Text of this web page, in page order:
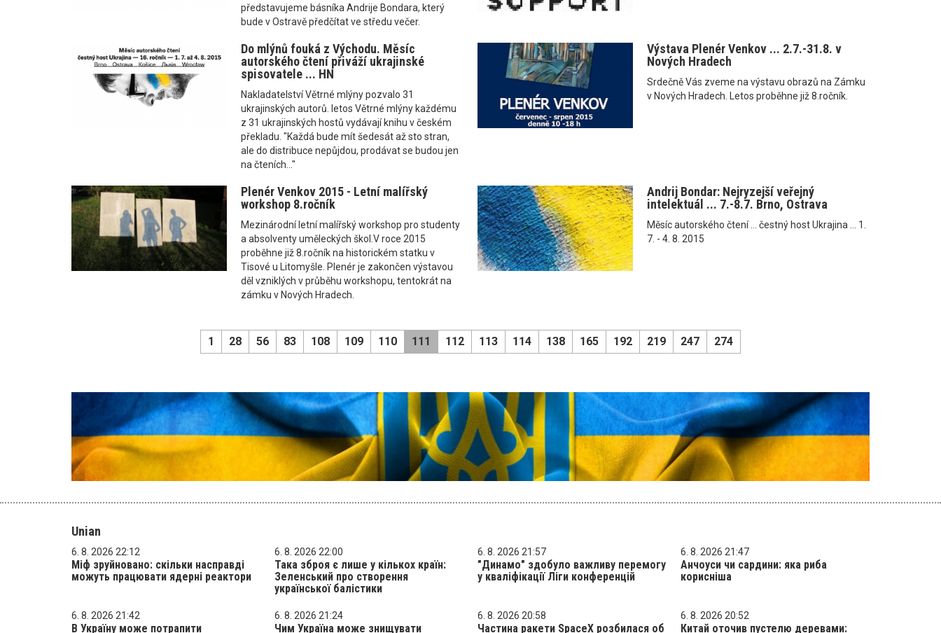
představujeme básníka Andrije Bondara, který
bude v Ostravě předčítat ve středu večer.
Do mlýnů fouká z Východu. Měsíc
autorského čtení přiváží ukrajinské
spisovatele ... HN
Nakladatelství Větrné mlýny pozvalo 31
ukrajinských autorů. letos Větrné mlýny každému
z 31 ukrajinských hostů vydávají knihu v českém
překladu. "Každá bude mít šedesát až sto stran,
ale do distribuce nepůjdou, prodávat se budou jen
na čteních..."
Výstava Plenér Venkov ... 2.7.-31.8. v
Nových Hradech
Srdečně Vás zveme na výstavu obrazů na Zámku
v Nových Hradech. Letos proběhne již 8.ročník.
Plenér Venkov 2015 - Letní malířský
workshop 8.ročník
Mezinárodní letní malířský workshop pro studenty
a absolventy uměleckých škol.V roce 2015
proběhne již 8.ročník na historickém statku v
Tisové u Litomyšle. Plenér je zakončen výstavou
děl vzniklých v průběhu workshopu, tentokrát na
zámku v Nových Hradech.
Andrij Bondar: Nejryzejší veřejný
intelektuál ... 7.-8.7. Brno, Ostrava
Měsíc autorského čtení ... čestný host Ukrajina ... 1.
7. - 4. 8. 2015
1 28 56 83 108 109 110 111 112 113 114 138 165 192 219 247 274
Unian
6. 8. 2026 22:12
Міф зруйновано: скільки насправді
можуть працювати ядерні реактори
6. 8. 2026 22:00
Така зброя є лише у кількох країн:
Зеленський про створення
української балістики
6. 8. 2026 21:57
"Динамо" здобуло важливу перемогу
у кваліфікації Ліги конференцій
6. 8. 2026 21:47
Анчоуси чи сардини: яка риба
корисніша
6. 8. 2026 21:42
В Україну може потрапити
6. 8. 2026 21:24
Чим Україна може знищувати
6. 8. 2026 20:58
Частина ракети SpaceX розбилася об
6. 8. 2026 20:52
Китай оточив пустелю деревами: